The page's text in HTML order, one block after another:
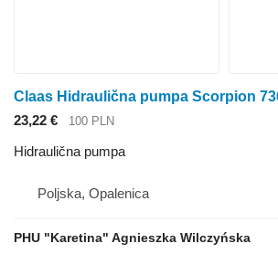
23,22 € 100 PLN
Hidraulična pumpa
Poljska, Opalenica
PHU "Karetina" Agnieszka Wilczyńska